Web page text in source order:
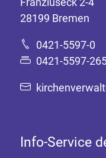
28199 Bremen
0421-5597-0
0421-5597-
Info-Service